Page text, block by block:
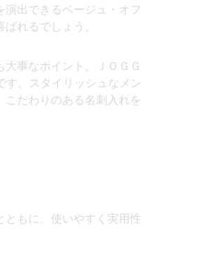
出できるベージュ・オフ
れるでしょう。
事なポイント。ＪＯＧＧ
す。スタイリッシュなメン
だわりのある名刺入れを
ともに、使いやすく実用性